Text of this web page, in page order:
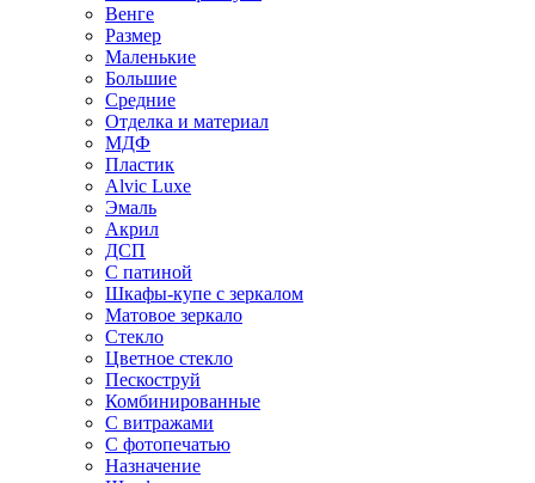
Венге
Размер
Маленькие
Большие
Средние
Отделка и материал
МДФ
Пластик
Alvic Luxe
Эмаль
Акрил
ДСП
С патиной
Шкафы-купе с зеркалом
Матовое зеркало
Стекло
Цветное стекло
Пескоструй
Комбинированные
С витражами
С фотопечатью
Назначение